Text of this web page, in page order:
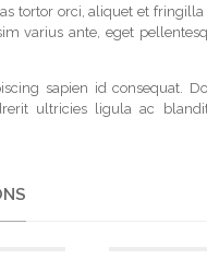
tortor orci, aliquet et
varius ante, eget
sapien id consequat.
ultricies ligula ac